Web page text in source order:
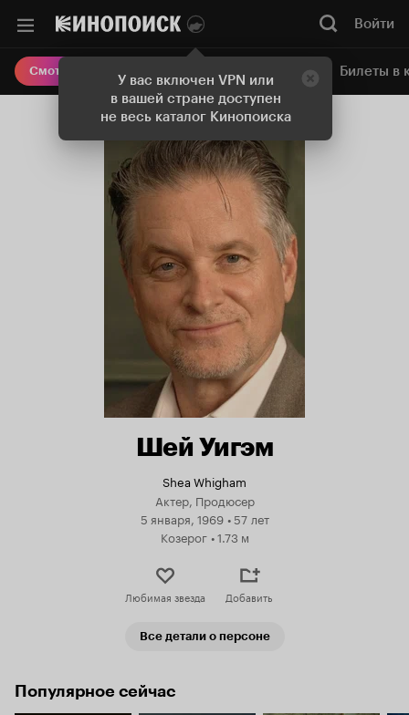
У вас включен VPN или
в вашей стране доступен
не весь каталог Кинопоиска
Войти
Смотреть кино Онлайн-кинотеатр Билеты в
Шей Уигэм
Shea Whigham
Актер, Продюсер
5 января, 1969 •57 лет
Козерог •1.73 м
Любимая звезда Добавить
Все детали о персоне
Популярное сейчас